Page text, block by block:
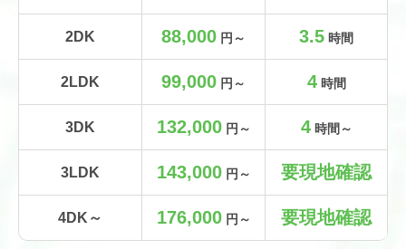
2DK 88,000 円～ 3.5 時間
2LDK 99,000 円～ 4時間
3DK 132,000円～ 4時間～
3LDK 143,000円～ 要現地確認
4DK～ 176,000円～ 要現地確認